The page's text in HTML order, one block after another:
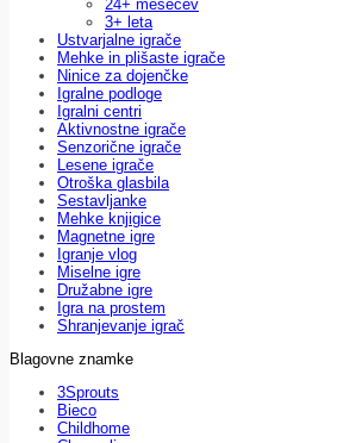
24+ mesecev
3+ leta
Ustvarjalne igrače
Mehke in plišaste igrače
Ninice za dojenčke
Igralne podloge
Igralni centri
Aktivnostne igrače
Senzorične igrače
Lesene igrače
Otroška glasbila
Sestavljanke
Mehke knjigice
Magnetne igre
Igranje vlog
Miselne igre
Družabne igre
Igra na prostem
Shranjevanje igrač
Blagovne znamke
3Sprouts
Bieco
Childhome